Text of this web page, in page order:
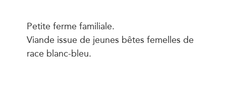
Petite ferme familiale.
Viande issue de jeunes bêtes femelles de
race blanc-bleu.